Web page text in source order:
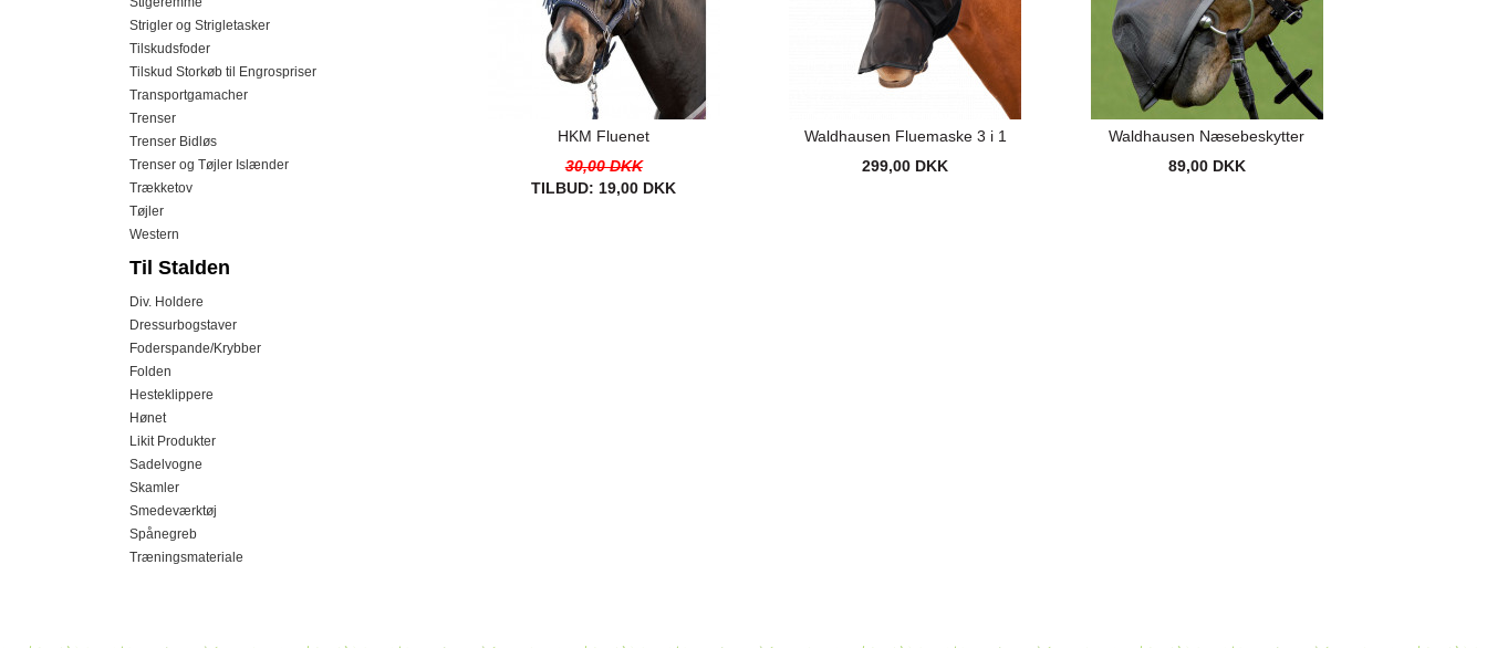
Strigler og Strigletasker
Tilskudsfoder
Tilskud Storkøb til Engrospriser
Transportgamacher
Trenser
Trenser Bidløs
Trenser og Tøjler Islænder
Trækketov
Tøjler
Western
Til Stalden
Div. Holdere
Dressurbogstaver
Foderspande/Krybber
Folden
Hesteklippere
Hønet
Likit Produkter
Sadelvogne
Skamler
Smedeværktøj
Spånegreb
Træningsmateriale
HKM Fluenet
30,00 DKK
TILBUD: 19,00 DKK
Waldhausen Fluemaske 3 i 1
299,00 DKK
Waldhausen Næsebeskytter
89,00 DKK